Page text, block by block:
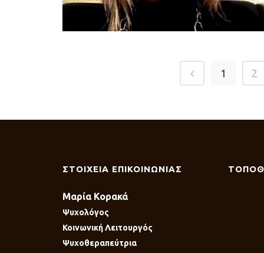
1 2
ΣΤΟΙΧΕΙΑ ΕΠΙΚΟΙΝΩΝΙΑΣ
Μαρία Κορακά
Ψυχολόγος
Κοινωνική Λειτουργός
Ψυχοθεραπεύτρια